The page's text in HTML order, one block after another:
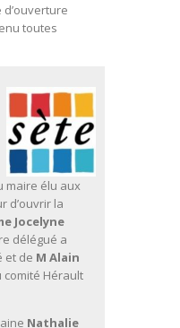
d’ouverture
toutes
maire élu aux
d’ouvrir la
Jocelyne
délégué a
et de M Alain
Hérault
Nathalie